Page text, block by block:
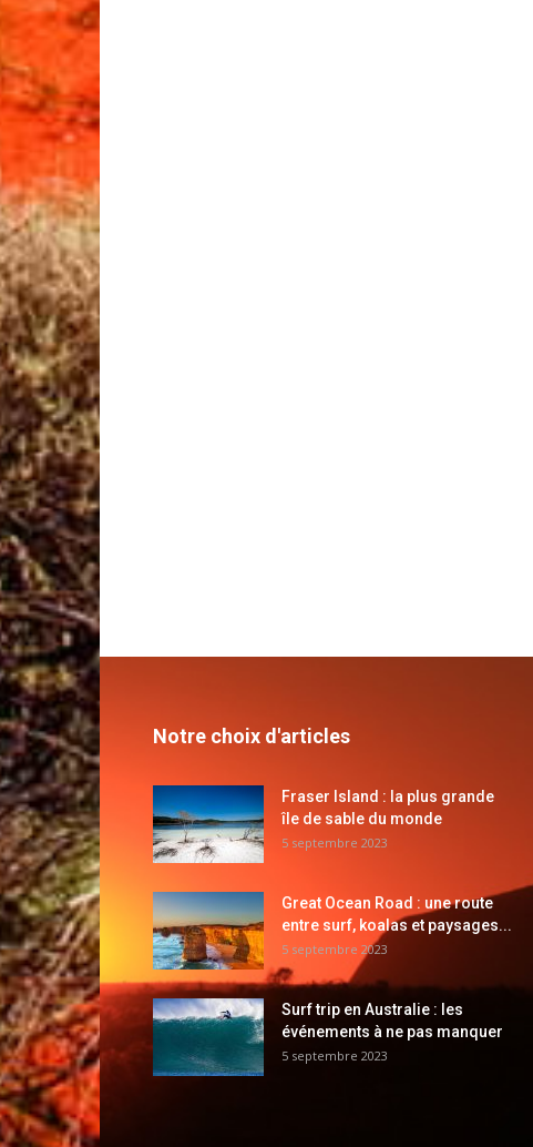
Notre choix d'articles
Fraser Island : la plus grande
île de sable du monde
5 septembre 2023
Great Ocean Road : une route
entre surf, koalas et paysages...
5 septembre 2023
Surf trip en Australie : les
événements à ne pas manquer
5 septembre 2023